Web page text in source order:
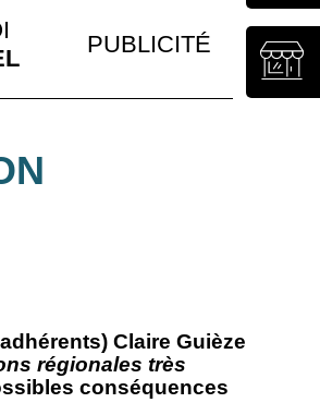
PUBLICITÉ
Claire Guièze
régionales très
conséquences